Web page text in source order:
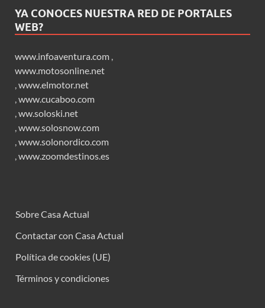
YA CONOCES NUESTRA RED DE PORTALES
WEB?
www.infoaventura.com
www.motosonline.net
www.elmotor.net
www.cucaboo.com
ww.soloski.net
www.solosnow.com
www.solonordico.com
www.zoomdestinos.es
Sobre Casa Actual
Contactar con Casa Actual
Política de cookies (UE)
Términos y condiciones